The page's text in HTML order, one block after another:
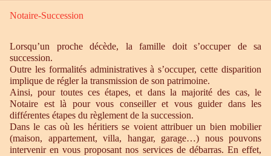
Notaire-Succession
Lorsqu’un proche décède, la famille doit s’occuper de sa
succession.
Outre les formalités administratives à s’occuper, cette disparition
implique de régler la transmission de son patrimoine.
Ainsi, pour toutes ces étapes, et dans la majorité des cas, le
Notaire est là pour vous conseiller et vous guider dans les
différentes étapes du règlement de la succession.
Dans le cas où les héritiers se voient attribuer un bien mobilier
(maison, appartement, villa, hangar, garage…) nous pouvons
intervenir en vous proposant nos services de débarras. En effet,